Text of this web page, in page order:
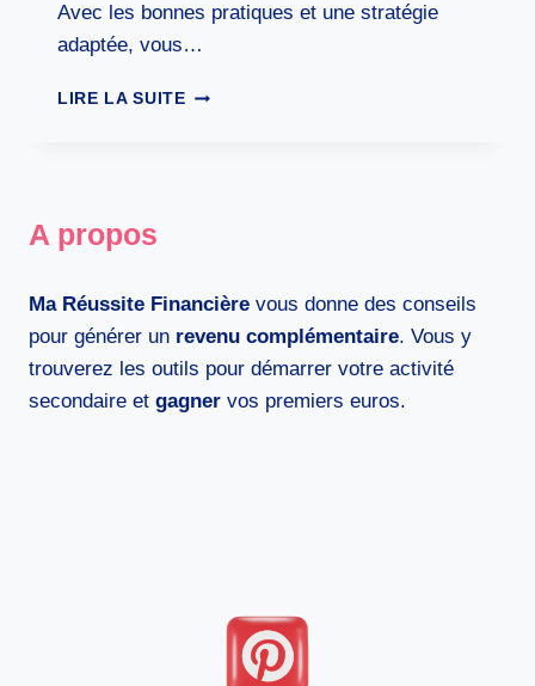
Avec les bonnes pratiques et une stratégie
adaptée, vous…
LIRE LA SUITEQUAND
HEURE
?
A propos
Ma Réussite Financière vous donne des conseils
pour générer un revenu complémentaire. Vous y
trouverez les outils pour démarrer votre activité
secondaire et gagner vos premiers euros.